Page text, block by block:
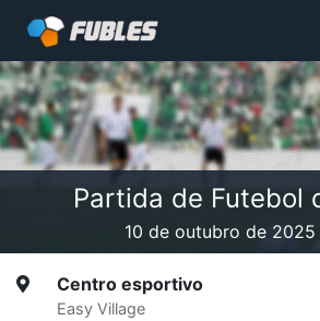
Partida de Futebol
10 de outubro de 2025
Centro esportivo
Easy Village